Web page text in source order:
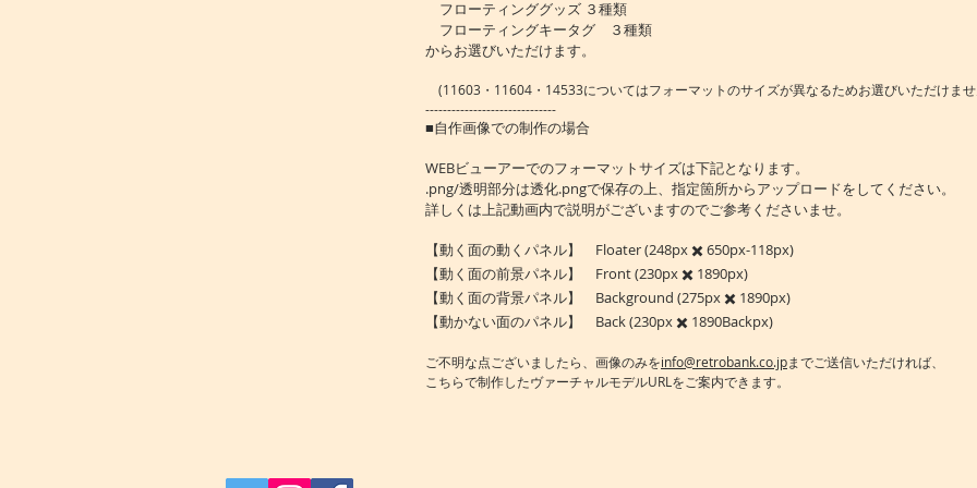
フローティンググッズ ３種類
フローティングキータグ ３種類
からお選びいただけます。
(11603・11604・14533についてはフォーマットのサイズが異なるためお選びいただけま
------------------------------
■自作画像での制作の場合
WEBビューアーでのフォーマットサイズは下記となります。
.png/透明部分は透化.pngで保存の上、指定箇所からアップロードをしてください。
詳しくは上記動画内で説明がございますのでご参考くださいませ。
【動く面の動くパネル】 Floater (248px ✖️ 650px-118px)
【動く面の前景パネル】 Front (230px ✖️ 1890px)
【動く面の背景パネル】 Background (275px ✖️ 1890px)
【動かない面のパネル】 Back (230px ✖️ 1890Backpx)
​ご不明な点ございましたら、画像のみをinfo@retrobank.co.jpまでご送信いただければ、
​こちらで制作したヴァーチャルモデルURLをご案内できます。